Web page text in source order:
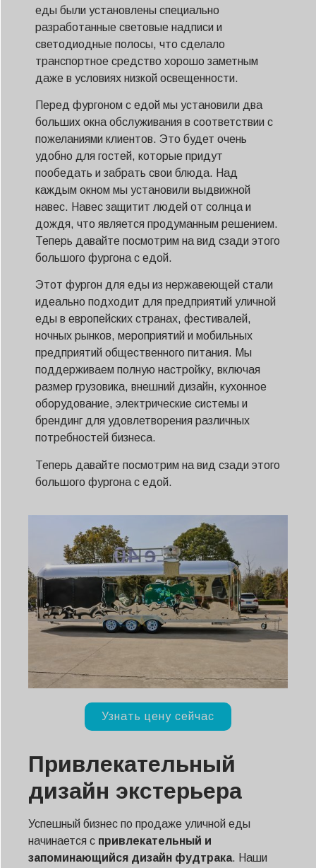
еды были установлены специально
разработанные световые надписи и
светодиодные полосы, что сделало
транспортное средство хорошо заметным
даже в условиях низкой освещенности.
Перед фургоном с едой мы установили два
больших окна обслуживания в соответствии с
пожеланиями клиентов. Это будет очень
удобно для гостей, которые придут
пообедать и забрать свои блюда. Над
каждым окном мы установили выдвижной
навес. Навес защитит людей от солнца и
дождя, что является продуманным решением.
Теперь давайте посмотрим на вид сзади этого
большого фургона с едой.
Этот фургон для еды из нержавеющей стали
идеально подходит для предприятий уличной
еды в европейских странах, фестивалей,
ночных рынков, мероприятий и мобильных
предприятий общественного питания. Мы
поддерживаем полную настройку, включая
размер грузовика, внешний дизайн, кухонное
оборудование, электрические системы и
брендинг для удовлетворения различных
потребностей бизнеса.
Теперь давайте посмотрим на вид сзади этого
большого фургона с едой.
Узнать цену сейчас
Привлекательный
дизайн экстерьера
Успешный бизнес по продаже уличной еды
начинается с привлекательный и
запоминающийся дизайн фудтрака. Наши